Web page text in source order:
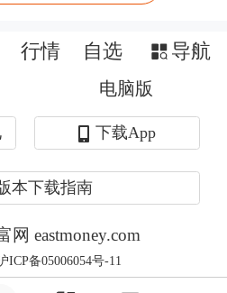
重好礼>>
行情 自选 导航
电脑版
下载App
本下载指南
网 eastmoney.com
ICP备05006054号-11